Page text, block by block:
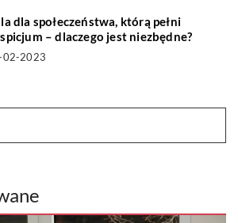
dla społeczeństwa, którą pełni
– dlaczego jest niezbędne?
02-2023